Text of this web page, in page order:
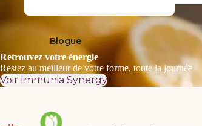
Blogue
Retrouvez votre énergie
Restez au meilleur de votre forme, toute la journée
Voir Immunia Synergy